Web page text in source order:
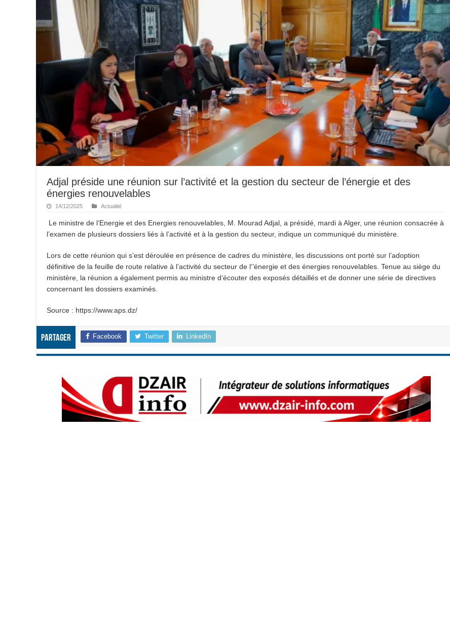
Adjal préside une réunion sur l’activité et la gestion du secteur de l’énergie et des
énergies renouvelables
14/12/2025 Actualité
Le ministre de l’Energie et des Energies renouvelables, M. Mourad Adjal, a présidé, mardi à Alger, une réunion consacrée à
l’examen de plusieurs dossiers liés à l’activité et à la gestion du secteur, indique un communiqué du ministère.
Lors de cette réunion qui s’est déroulée en présence de cadres du ministère, les discussions ont porté sur l’adoption
définitive de la feuille de route relative à l’activité du secteur de l’’énergie et des énergies renouvelables. Tenue au siège du
ministère, la réunion a également permis au ministre d’écouter des exposés détaillés et de donner une série de directives
concernant les dossiers examinés.
Source : https://www.aps.dz/
Partager Facebook Twitter LinkedIn